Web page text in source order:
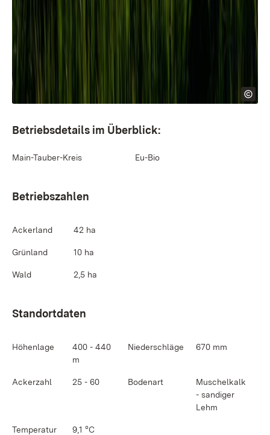
Betriebsdetails im Überblick:
Main-Tauber-Kreis Eu-Bio
Betriebszahlen
Ackerland 42 ha
Grünland 10 ha
Wald 2,5 ha
Standortdaten
Höhenlage
400 - 440
m
Niederschläge 670 mm
Ackerzahl 25 - 60 Bodenart
Muschelkalk
- sandiger
Lehm
Temperatur 9,1 °C